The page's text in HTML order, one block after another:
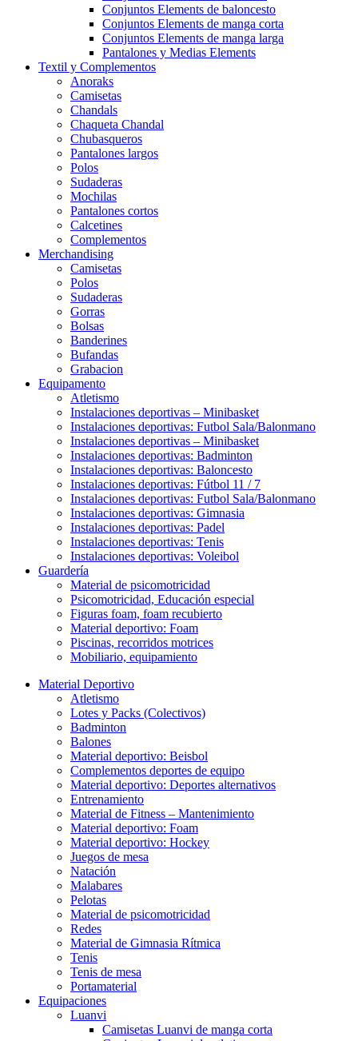
Conjuntos Elements de baloncesto
Conjuntos Elements de manga corta
Conjuntos Elements de manga larga
Pantalones y Medias Elements
Textil y Complementos
Anoraks
Camisetas
Chandals
Chaqueta Chandal
Chubasqueros
Pantalones largos
Polos
Sudaderas
Mochilas
Pantalones cortos
Calcetines
Complementos
Merchandising
Camisetas
Polos
Sudaderas
Gorras
Bolsas
Banderines
Bufandas
Grabacion
Equipamento
Atletismo
Instalaciones deportivas – Minibasket
Instalaciones deportivas: Futbol Sala/Balonmano
Instalaciones deportivas – Minibasket
Instalaciones deportivas: Badminton
Instalaciones deportivas: Baloncesto
Instalaciones deportivas: Fútbol 11 / 7
Instalaciones deportivas: Futbol Sala/Balonmano
Instalaciones deportivas: Gimnasia
Instalaciones deportivas: Padel
Instalaciones deportivas: Tenis
Instalaciones deportivas: Voleibol
Guardería
Material de psicomotricidad
Psicomotricidad, Educación especial
Figuras foam, foam recubierto
Material deportivo: Foam
Piscinas, recorridos motrices
Mobiliario, equipamiento
Material Deportivo
Atletismo
Lotes y Packs (Colectivos)
Badminton
Balones
Material deportivo: Beisbol
Complementos deportes de equipo
Material deportivo: Deportes alternativos
Entrenamiento
Material de Fitness – Mantenimiento
Material deportivo: Foam
Material deportivo: Hockey
Juegos de mesa
Natación
Malabares
Pelotas
Material de psicomotricidad
Redes
Material de Gimnasia Rítmica
Tenis
Tenis de mesa
Portamaterial
Equipaciones
Luanvi
Camisetas Luanvi de manga corta